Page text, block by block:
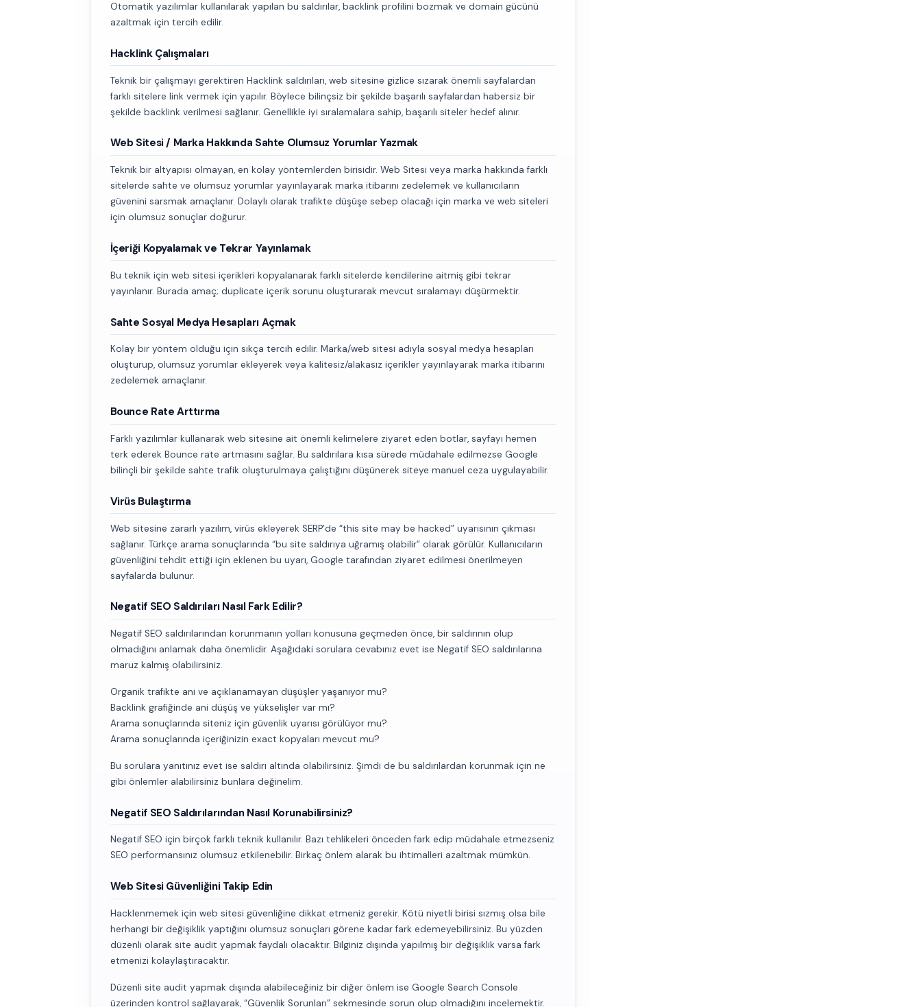
Otomatik yazılımlar kullanılarak yapılan bu saldırılar, backlink profilini bozmak ve domain gücünü
azaltmak için tercih edilir.
Hacklink Çalışmaları
Teknik bir çalışmayı gerektiren Hacklink saldırıları, web sitesine gizlice sızarak önemli sayfalardan
farklı sitelere link vermek için yapılır. Böylece bilinçsiz bir şekilde başarılı sayfalardan habersiz bir
şekilde backlink verilmesi sağlanır. Genellikle iyi sıralamalara sahip, başarılı siteler hedef alınır.
Web Sitesi / Marka Hakkında Sahte Olumsuz Yorumlar Yazmak
Teknik bir altyapısı olmayan, en kolay yöntemlerden birisidir. Web Sitesi veya marka hakkında farklı
sitelerde sahte ve olumsuz yorumlar yayınlayarak marka itibarını zedelemek ve kullanıcıların
güvenini sarsmak amaçlanır. Dolaylı olarak trafikte düşüşe sebep olacağı için marka ve web siteleri
için olumsuz sonuçlar doğurur.
İçeriği Kopyalamak ve Tekrar Yayınlamak
Bu teknik için web sitesi içerikleri kopyalanarak farklı sitelerde kendilerine aitmiş gibi tekrar
yayınlanır. Burada amaç; duplicate içerik sorunu oluşturarak mevcut sıralamayı düşürmektir.
Sahte Sosyal Medya Hesapları Açmak
Kolay bir yöntem olduğu için sıkça tercih edilir. Marka/web sitesi adıyla sosyal medya hesapları
oluşturup, olumsuz yorumlar ekleyerek veya kalitesiz/alakasız içerikler yayınlayarak marka itibarını
zedelemek amaçlanır.
Bounce Rate Arttırma
Farklı yazılımlar kullanarak web sitesine ait önemli kelimelere ziyaret eden botlar, sayfayı hemen
terk ederek Bounce rate artmasını sağlar. Bu saldırılara kısa sürede müdahale edilmezse Google
bilinçli bir şekilde sahte trafik oluşturulmaya çalıştığını düşünerek siteye manuel ceza uygulayabilir.
Virüs Bulaştırma
Web sitesine zararlı yazılım, virüs ekleyerek SERP’de “this site may be hacked” uyarısının çıkması
sağlanır. Türkçe arama sonuçlarında “bu site saldırıya uğramış olabilir” olarak görülür. Kullanıcıların
güvenliğini tehdit ettiği için eklenen bu uyarı, Google tarafından ziyaret edilmesi önerilmeyen
sayfalarda bulunur.
Negatif SEO Saldırıları Nasıl Fark Edilir?
Negatif SEO saldırılarından korunmanın yolları konusuna geçmeden önce, bir saldırının olup
olmadığını anlamak daha önemlidir. Aşağıdaki sorulara cevabınız evet ise Negatif SEO saldırılarına
maruz kalmış olabilirsiniz.
Organik trafikte ani ve açıklanamayan düşüşler yaşanıyor mu?
Backlink grafiğinde ani düşüş ve yükselişler var mı?
Arama sonuçlarında siteniz için güvenlik uyarısı görülüyor mu?
Arama sonuçlarında içeriğinizin exact kopyaları mevcut mu?
Bu sorulara yanıtınız evet ise saldırı altında olabilirsiniz. Şimdi de bu saldırılardan korunmak için ne
gibi önlemler alabilirsiniz bunlara değinelim.
Negatif SEO Saldırılarından Nasıl Korunabilirsiniz?
Negatif SEO için birçok farklı teknik kullanılır. Bazı tehlikeleri önceden fark edip müdahale etmezseniz
SEO performansınız olumsuz etkilenebilir. Birkaç önlem alarak bu ihtimalleri azaltmak mümkün.
Web Sitesi Güvenliğini Takip Edin
Hacklenmemek için web sitesi güvenliğine dikkat etmeniz gerekir. Kötü niyetli birisi sızmış olsa bile
herhangi bir değişiklik yaptığını olumsuz sonuçları görene kadar fark edemeyebilirsiniz. Bu yüzden
düzenli olarak site audit yapmak faydalı olacaktır. Bilginiz dışında yapılmış bir değişiklik varsa fark
etmenizi kolaylaştıracaktır.
Düzenli site audit yapmak dışında alabileceğiniz bir diğer önlem ise Google Search Console
üzerinden kontrol sağlayarak, “Güvenlik Sorunları” sekmesinde sorun olup olmadığını incelemektir.